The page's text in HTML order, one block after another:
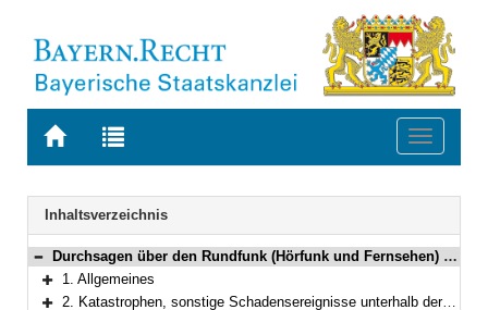
Zur
BAYERN.RECHT
Zur
letzten
Suche
Toggle
Navigation
Inhaltsverzeichnis
Bereich reduzieren
Durchsagen über den Rundfunk (Hörfunk und Fernsehen) bei Katastrophen, ähnlichen allgemeinen Gefahren und bei Sirenenfehlauslösungen
Bereich erweitern
1. Allgemeines
2. Katastrophen, sonstige Schadensereignisse unterhalb der Katastrophenschwelle und großräumige Gefährdungslagen